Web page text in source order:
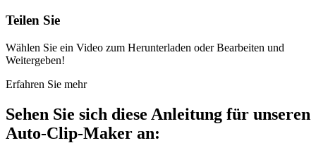
Teilen Sie
Wählen Sie ein Video zum Herunterladen oder Bearbeiten und
Weitergeben!
Erfahren Sie mehr
Sehen Sie sich diese Anleitung für unseren
Auto-Clip-Maker an: